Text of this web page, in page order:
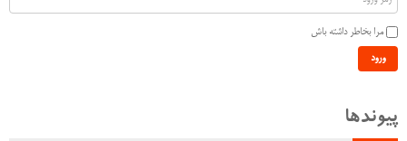
مرا بخاطر داشته باش
ورود
پیوندها